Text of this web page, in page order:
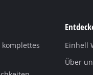
Einhell
Über